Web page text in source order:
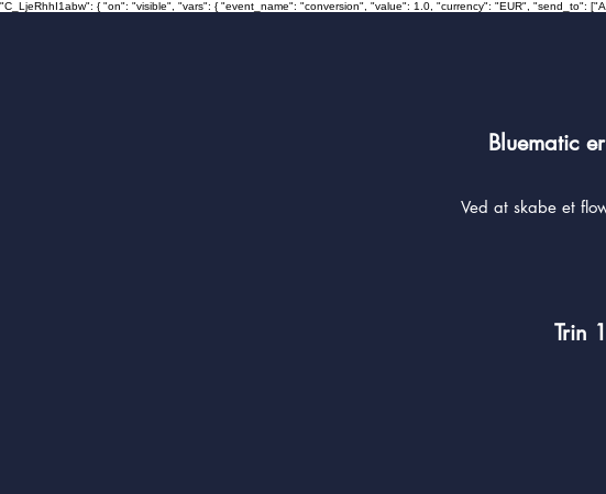
"C_LjeRhhI1abw": { "on": "visible", "vars": { "event_name": "conversion", "value": 1.0, "currency": "EUR", "send_to":
Bluematic
Ved at skabe et
Trin